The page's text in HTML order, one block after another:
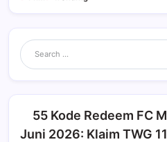
55 Kode Redeem FC
Juni 2026: Klaim TWG